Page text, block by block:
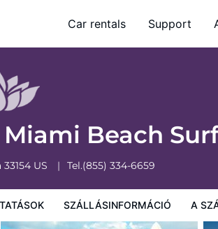
Car rentals Support
Beach
33154 US Tel.(855) 334-6659
SZÁLLÁSINFORMÁCIÓ A
A szálláshely szabályzata